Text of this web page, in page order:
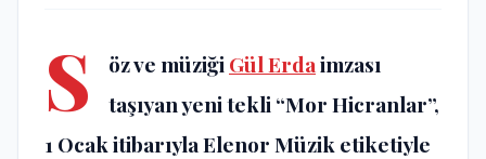
S öz ve müziği Gül Erdaimzası
taşıyan yeni tekli “Mor Hicranlar”,
1 Ocak itibarıyla Elenor Müzik etiketiyle